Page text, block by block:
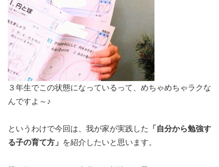
３年生でこの状態になっているって、めちゃめちゃラクな
んですよ～♪
というわけで今回は、我が家が実践した
「自分から勉強す
る子の育て方」
を紹介したいと思います。